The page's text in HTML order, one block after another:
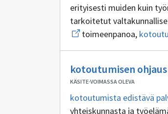
erityisesti muiden kuin
tarkoitetut
toimeenpanoa,
kotoutumisen
KÄSITE·VOIMASSA OLEVA
kotoutumista edistävä
yhteiskunnasta ja